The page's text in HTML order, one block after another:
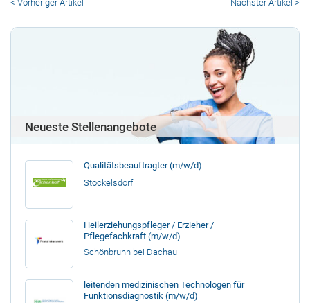
< Vorheriger Artikel Nächster Artikel >
Neueste Stellenangebote
Qualitätsbeauftragter (m/w/d)
Stockelsdorf
Heilerziehungspfleger / Erzieher /
Pflegefachkraft (m/w/d)
Schönbrunn bei Dachau
leitenden medizinischen Technologen für
Funktionsdiagnostik (m/w/d)